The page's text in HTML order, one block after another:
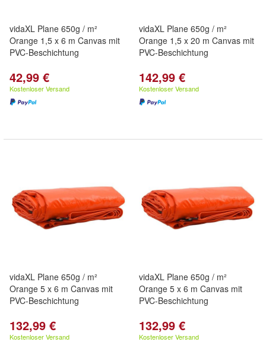
vidaXL Plane 650g / m²
Orange 1,5 x 6 m Canvas mit
PVC-Beschichtung
42,99 €
Kostenloser Versand
vidaXL Plane 650g / m²
Orange 1,5 x 20 m Canvas mit
PVC-Beschichtung
142,99 €
Kostenloser Versand
vidaXL Plane 650g / m²
Orange 5 x 6 m Canvas mit
PVC-Beschichtung
132,99 €
Kostenloser Versand
vidaXL Plane 650g / m²
Orange 5 x 6 m Canvas mit
PVC-Beschichtung
132,99 €
Kostenloser Versand